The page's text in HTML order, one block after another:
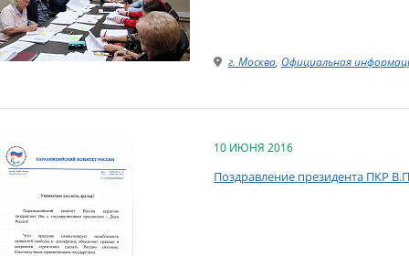
г. Москва, Официальная
10 ИЮНЯ 2016
Поздравление президента ПКР